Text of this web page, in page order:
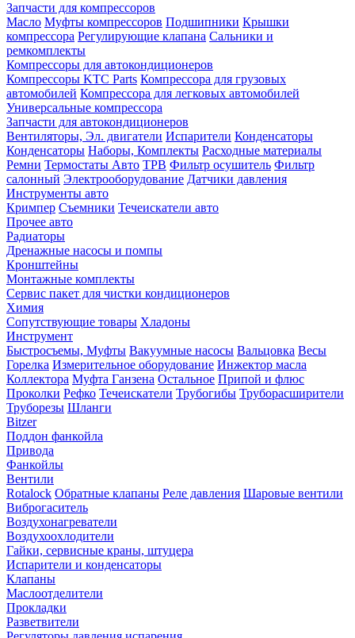
Запчасти для компрессоров
Масло Муфты компрессоров Подшипники Крышки
компрессора Регулирующие клапана Сальники и
ремкомплекты
Компрессоры для автокондиционеров
Компрессоры KTC Parts Компрессора для грузовых
автомобилей Компрессора для легковых автомобилей
Универсальные компрессора
Запчасти для автокондиционеров
Вентиляторы, Эл. двигатели Испарители Конденсаторы
Конденсаторы Наборы, Комплекты Расходные материалы
Ремни Термостаты Авто ТРВ Фильтр осушитель Фильтр
салонный Электрооборудование Датчики давления
Инструменты авто
Кримпер Съемники Течеискатели авто
Прочее авто
Радиаторы
Дренажные насосы и помпы
Кронштейны
Монтажные комплекты
Сервис пакет для чистки кондиционеров
Химия
Сопутствующие товары Хладоны
Инструмент
Быстросъемы, Муфты Вакуумные насосы Вальцовка Весы
Горелка Измерительное оборудование Инжектор масла
Коллектора Муфта Ганзена Остальное Припой и флюс
Проколки Рефко Течеискатели Трубогибы Труборасширители
Труборезы Шланги
Bitzer
Поддон фанкойла
Привода
Фанкойлы
Вентили
Rotalock Обратные клапаны Реле давления Шаровые вентили
Виброгаситель
Воздухонагреватели
Воздухоохлодители
Гайки, сервисные краны, штуцера
Испарители и конденсаторы
Клапаны
Маслоотделители
Прокладки
Разветвители